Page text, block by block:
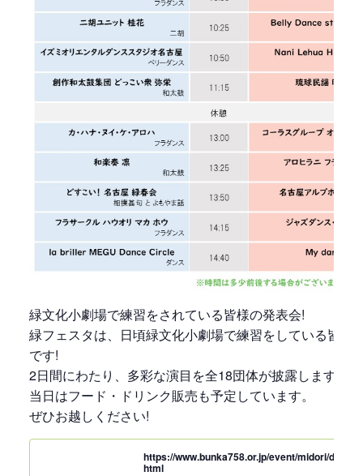
緑文化小劇場で練習をされている皆様の発表会!
緑フェスタは、日頃緑文化小劇場で練習をしている皆様
です!
2日間にわたり、多彩な演目を全18団体が披露します。
当日はフード・ドリンク販売も予定しています。
ぜひお越しください!
https://www.bunka758.or.jp/event/midori/
html